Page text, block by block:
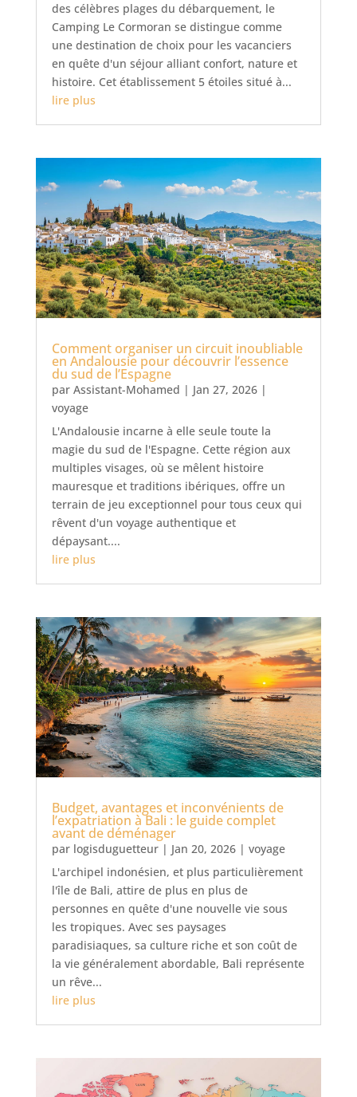
des célèbres plages du débarquement, le
Camping Le Cormoran se distingue comme
une destination de choix pour les vacanciers
en quête d'un séjour alliant confort, nature et
histoire. Cet établissement 5 étoiles situé à...
lire plus
Comment organiser un circuit inoubliable
en Andalousie pour découvrir l’essence
du sud de l’Espagne
par Assistant-Mohamed | Jan 27, 2026|
voyage
L'Andalousie incarne à elle seule toute la
magie du sud de l'Espagne. Cette région aux
multiples visages, où se mêlent histoire
mauresque et traditions ibériques, offre un
terrain de jeu exceptionnel pour tous ceux qui
rêvent d'un voyage authentique et
dépaysant....
lire plus
Budget, avantages et inconvénients de
l’expatriation à Bali : le guide complet
avant de déménager
par logisduguetteur| Jan 20, 2026| voyage
L'archipel indonésien, et plus particulièrement
l'île de Bali, attire de plus en plus de
personnes en quête d'une nouvelle vie sous
les tropiques. Avec ses paysages
paradisiaques, sa culture riche et son coût de
la vie généralement abordable, Bali représente
un rêve...
lire plus